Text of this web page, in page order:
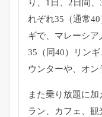
り、1日、 2日間、
れぞれ35（通常
ギで、 マレーシア
35（同40）
リン
ウンターや、 オン
また乗り放題に
ラン、カフェ、 観